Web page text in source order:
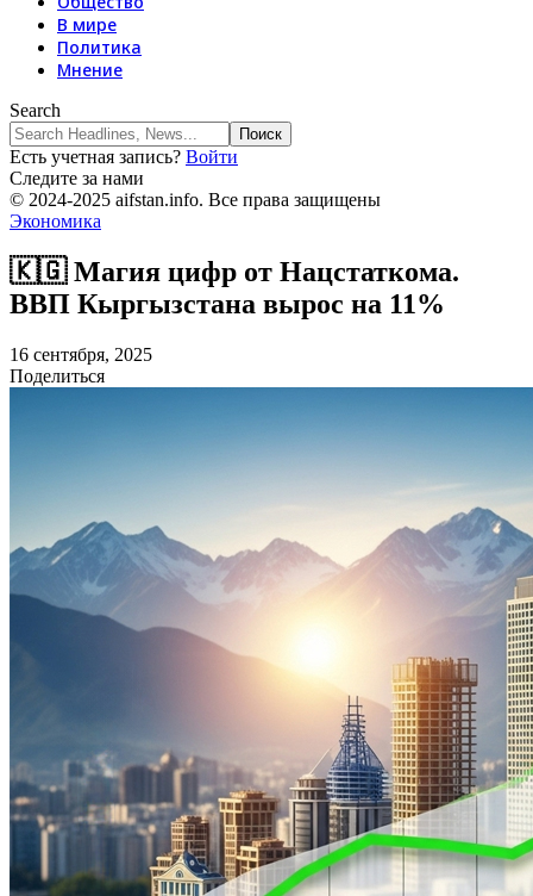
В мире
Политика
Мнение
Search
Есть учетная запись? Войти
Следите за нами
© 2024-2025 aifstan.info. Все права защищены
Экономика
🇰🇬 Магия цифр от Нацстаткома.
ВВП Кыргызстана вырос на 11%
16 сентября, 2025
Поделиться